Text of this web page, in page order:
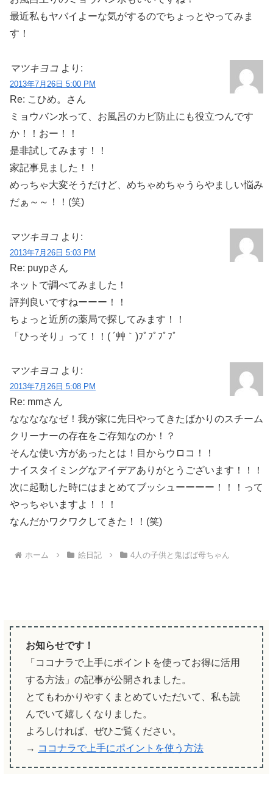
最近私もヤバイよーな気がするのでちょっとやってみま
す！
マツキヨコ より:
2013年7月26日 5:00 PM
Re: こひめ。さん
ミョウバン水って、お風呂のカビ防止にも役立つんです
か！！おー！！
是非試してみます！！
家記事見ました！！
めっちゃ大変そうだけど、めちゃめちゃうらやましい悩み
だぁ～～！！(笑)
マツキヨコ より:
2013年7月26日 5:03 PM
Re: puypさん
ネットで調べてみました！
評判良いですねーーー！！
ちょっと近所の薬局で探してみます！！
「ひっそり」って！！( ´艸｀)ﾌﾟﾌﾟﾌﾟﾌﾟ
マツキヨコ より:
2013年7月26日 5:08 PM
Re: mmさん
なななななゼ！我が家に先日やってきたばかりのスチーム
クリーナーの存在をご存知なのか！？
そんな使い方があったとは！目からウロコ！！
ナイスタイミングなアイデアありがとうございます！！！
次に起動した時にはまとめてブッシューーーー！！！って
やっちゃいますよ！！！
なんだかワクワクしてきた！！(笑)
ホーム 絵日記 4人の子供と鬼ばば母ちゃん
お知らせです！
「ココナラで上手にポイントを使ってお得に活用
する方法」の記事が公開されました。
とてもわかりやすくまとめていただいて、私も読
んでいて嬉しくなりました。
よろしければ、ぜひご覧ください。
→ ココナラで上手にポイントを使う方法